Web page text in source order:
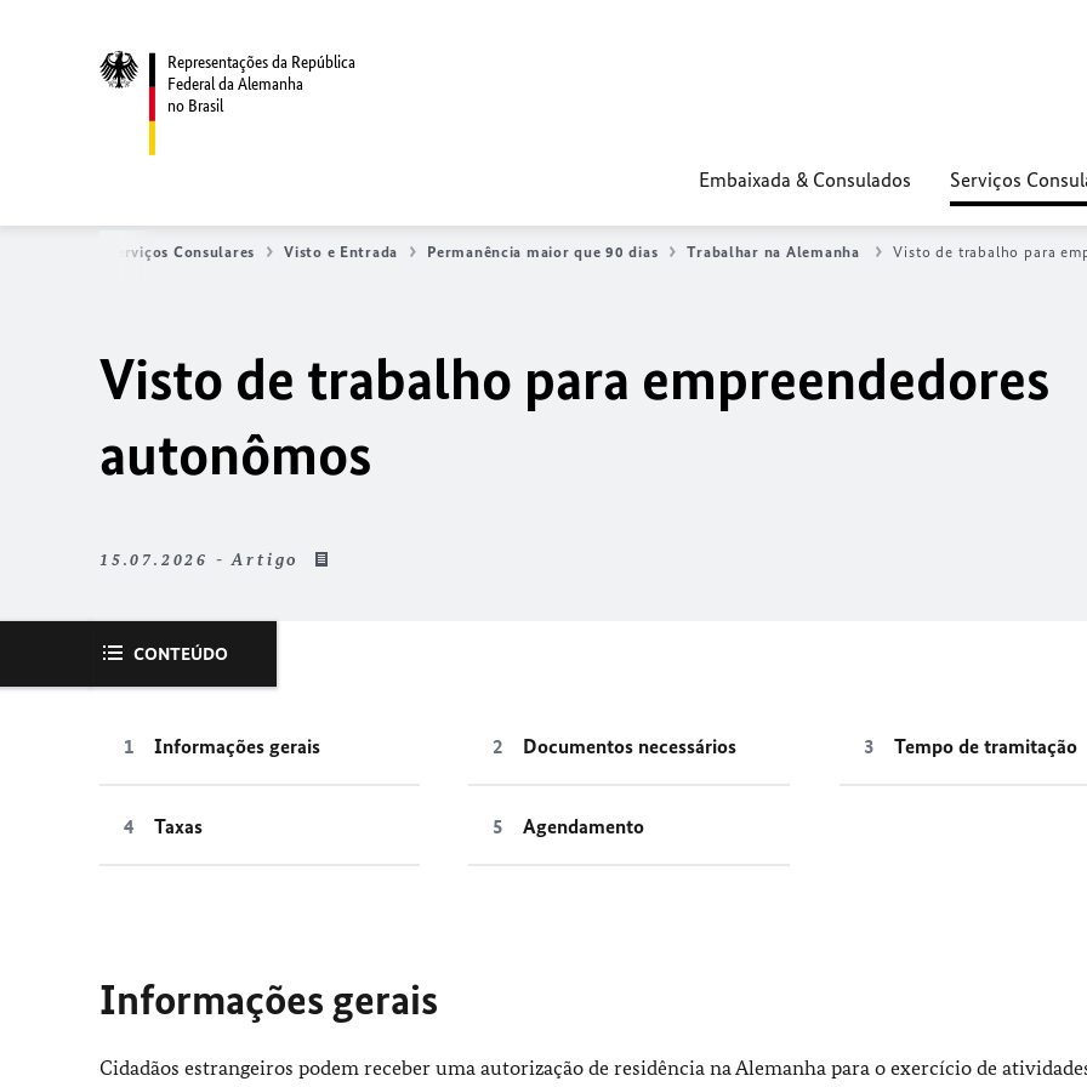
Representações da República
Federal da Alemanha
no Brasil
Embaixada & Consulados Serviços
Serviços Consulares Visto e Entrada Permanência maior que 90 dias Trabalhar na Alemanha Visto de trabalho para
Visto de trabalho para empreendedores
autonômos
15.07.2026 - Artigo
CONTEÚDO
Informações gerais Documentos necessários Tempo de tramitação
Taxas Agendamento
Informações gerais
Cidadãos estrangeiros podem receber uma autorização de residência na Alemanha para o exercício de